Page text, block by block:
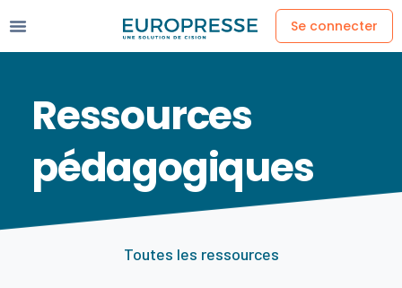
Se connecter
Ressources
pédagogiques
Toutes les ressources